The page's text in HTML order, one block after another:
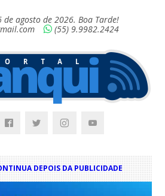
de agosto de 2026. Boa Tarde!
(55) 9.9982.2424
DEPOIS DA PUBLICIDADE